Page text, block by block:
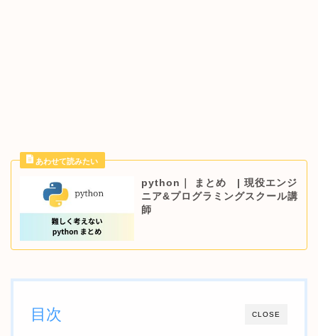
python｜ まとめ | 現役エンジ
ニア&プログラミングスクール講
師
CLOSE
目次